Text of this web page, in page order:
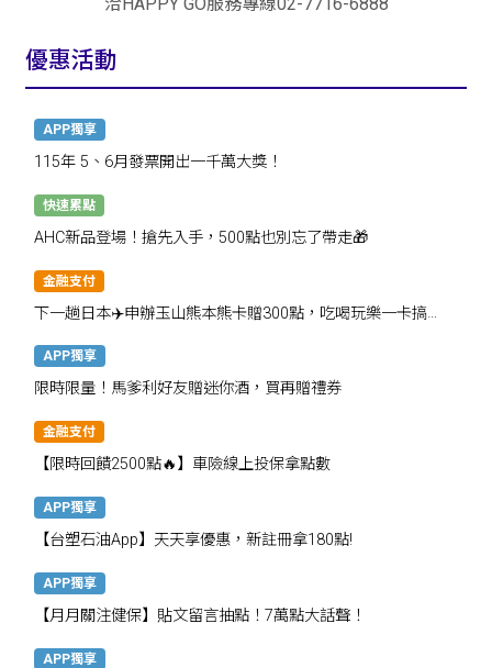
優惠活動
APP獨享
115年 5、6月發票開出一千萬大獎！
快速累點
AHC新品登場！搶先入手，500點也別忘了帶走🎁
金融支付
下一趟日本✈️申辦玉山熊本熊卡贈300點，吃喝玩樂一卡搞
APP獨享
限時限量！馬爹利好友贈迷你酒，買再贈禮券
金融支付
【限時回饋2500點🔥】車險線上投保拿點數
APP獨享
【台塑石油App】天天享優惠，新註冊拿180點!
APP獨享
【月月關注健保】貼文留言抽點！7萬點大話聲！
APP獨享